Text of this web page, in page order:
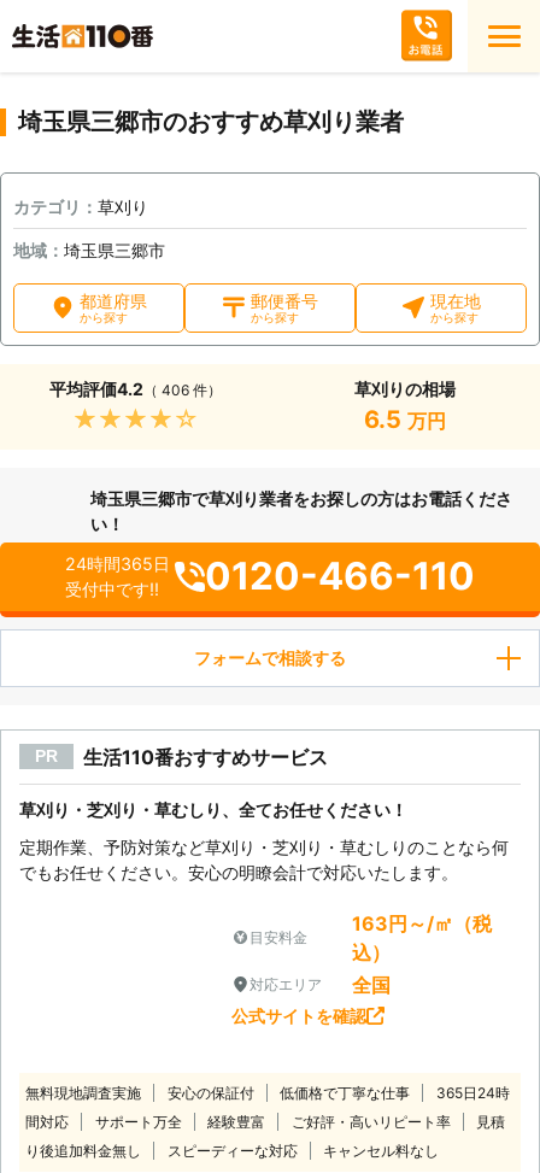
埼玉県三郷市のおすすめ草刈り業者
カテゴリ： 草刈り
地域： 埼玉県三郷市
都道府県
から探す
郵便番号
から探す
現在地
から探す
平均評価4.2 （ 406 件）
★★★★★
草刈りの相場
6.5 万円
埼玉県三郷市で草刈り業者をお探しの方はお電話くださ
い！
24時間365日
受付中です!!
0120-466-110
フォームで相談する
PR 生活110番おすすめサービス
草刈り・芝刈り・草むしり、全てお任せください！
定期作業、予防対策など草刈り・芝刈り・草むしりのことなら何
でもお任せください。安心の明瞭会計で対応いたします。
目安料金
163円～/㎡（税
込）
対応エリア 全国
公式サイトを確認
無料現地調査実施 安心の保証付 低価格で丁寧な仕事
365日24時
間対応
サポート万全 経験豊富 ご好評・高いリピート率
見積
り後追加料金無し
スピーディーな対応 キャンセル料なし